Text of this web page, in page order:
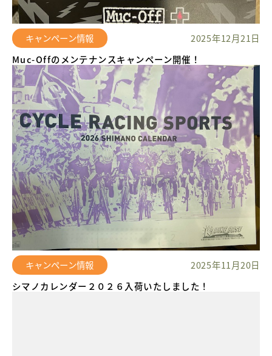
キャンペーン情報
2025年12月21日
Muc-Offのメンテナンスキャンペーン開催！
キャンペーン情報
2025年11月20日
シマノカレンダー２０２６入荷いたしました！